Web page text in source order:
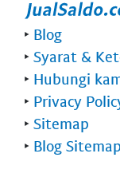
‣ Blog
‣ Syarat &
‣ Hubungi
‣ Privacy
‣ Sitemap
‣ Blog Sitemap